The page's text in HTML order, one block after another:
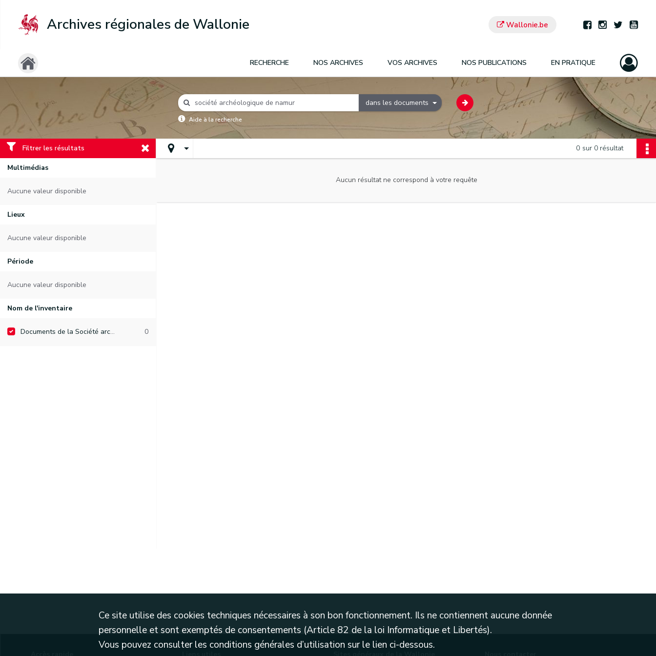
Archives régionales de Wallonie Wallonie.be
RECHERCHE NOS ARCHIVES VOS ARCHIVES NOS PUBLICATIONS EN PRATIQUE
dans les documents
Aide à la recherche
Filtrer les résultats
Multimédias
Aucune valeur disponible
Lieux
Aucune valeur disponible
Période
Aucune valeur disponible
Nom de l'inventaire
Documents de la Société archéologique de Namur 0
0 sur 0 résultat
Aucun résultat ne correspond à votre requête
Ce site utilise des cookies techniques nécessaires à son bon fonctionnement. Ils ne contiennent aucune donnée
personnelle et sont exemptés de consentements (Article 82 de la loi Informatique et Libertés).
Vous pouvez consulter les conditions générales d’utilisation sur le lien ci-dessous.